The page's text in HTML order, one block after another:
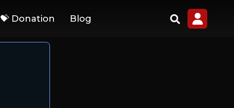
💝 Donation Blog